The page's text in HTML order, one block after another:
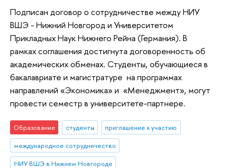
Подписан договор о сотрудничестве между НИУ
ВШЭ - Нижний Новгород и Университетом
Прикладных Наук Нижнего Рейна (Германия). В
рамках соглашения достигнута договоренность об
академических обменах. Студенты, обучающиеся в
бакалавриате и магистратуре на программах
направлений «Экономика» и «Менеджмент», могут
провести семестр в университете-партнере.
Образование студенты
приглашение к участию
международное сотрудничество
НИУ ВШЭ в Нижнем Новгороде